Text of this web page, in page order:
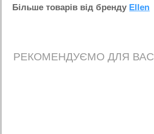
Бiльше товарiв вiд бренду Ellen
РЕКОМЕНДУЄМО ДЛЯ ВАС